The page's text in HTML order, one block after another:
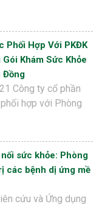
Phối Hợp Với PKĐK
Khám Sức Khỏe
Đồng
Công ty cổ phần
hợp với Phòng
sức khỏe: Phòng
các bệnh dị ứng mề
cứu và Ứng dụng